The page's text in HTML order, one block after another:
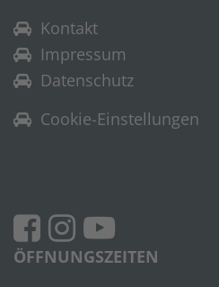
Kontakt
Impressum
Datenschutz
Cookie-Einstellungen
ÖFFNUNGSZEITEN